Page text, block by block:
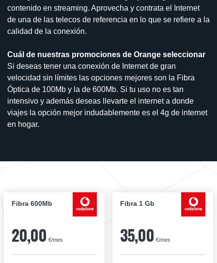
contenido en streaming. Aprovecha y contrata el Internet
de una de las telecos de referencia en lo que se refiere a la
calidad de la conexión.
Cuál de nuestras promociones de Orange seleccionar
Si deseas tener una conexión de Internet de gran
velocidad sin límites las opciones mejores son la Fibra
Óptica de 100Mb y la de 600Mb. Si tu uso no es tan
intensivo y además deseas llevarte el internet a donde
viajes la opción mejor indudablemente es el 4g de internet
en hogar.
Fibra 600Mb
20,00 €/mes
Fibra 1 Gb
35,00 €/mes